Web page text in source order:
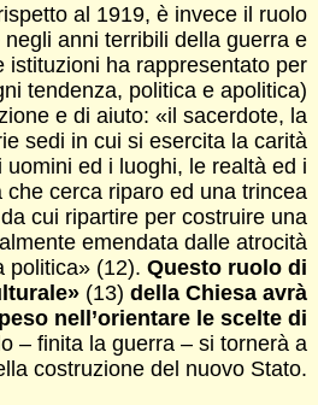
al 1919, è invece il ruolo
anni terribili della guerra e
istituzioni ha rappresentato per
tendenza, politica e apolitica)
e di aiuto: «il sacerdote, la
sedi in cui si esercita la carità
ed i luoghi, le realtà ed i
che cerca riparo ed una trincea
cui ripartire per costruire una
emendata dalle atrocità
politica» (12).Questo ruolo di
(13)della Chiesa avrà
nell’orientare le scelte di
– finita la guerra – si tornerà a
costruzione del nuovo Stato.